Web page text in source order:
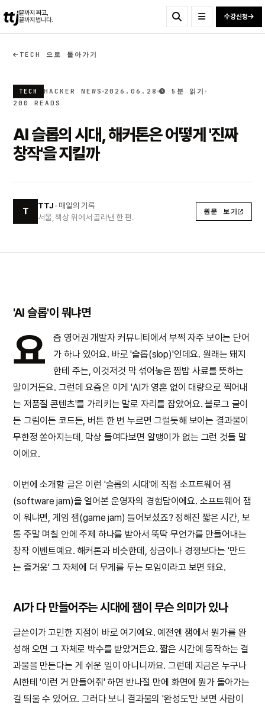
ttj끝까지 짜고,
끝까지 법니다.
수강신청
TECH 으로 돌아가기
TECH HACKER NEWS 2026.06.28
5분 읽기
200 READS
AI 슬롭의 시대, 해커톤은 어떻게 '진짜
창작'을 지킬까
T
TTJ · 매일의 기록
서울, 책상 위에서 골라낸 한 편.
원문 보기
'AI 슬롭'이 뭐냐면
요
즘 영어권 개발자 커뮤니티에서 부쩍 자주 보이는 단어
가 하나 있어요. 바로 '슬롭(slop)'인데요. 원래는 돼지
한테 주는, 이것저것 막 섞어놓은 짬밥 사료를 뜻하는
말이거든요. 그런데 요즘은 이게 'AI가 영혼 없이 대량으로 찍어내
는 저품질 콘텐츠'를 가리키는 말로 자리를 잡았어요. 블로그 글이
든 그림이든 코드든, 버튼 한 번 누르면 그럴듯해 보이는 결과물이
무한정 쏟아지는데, 막상 들여다보면 알맹이가 없는 그런 것들 말
이에요.
이번에 소개할 글은 이런 '슬롭의 시대'에 직접 소프트웨어 잼
(software jam)을 열어본 운영자의 경험담이에요. 소프트웨어 잼
이 뭐냐면, 게임 잼(game jam) 들어보셨죠? 정해진 짧은 시간, 보
통 주말 며칠 안에 주제 하나를 받아서 뚝딱 무언가를 만들어내는
창작 이벤트예요. 해커톤과 비슷한데, 상금이나 경쟁보다는 '만드
는 즐거움' 그 자체에 더 무게를 두는 모임이라고 보면 돼요.
AI가 다 만들어주는 시대에 잼이 무슨 의미가 있나
글쓴이가 고민한 지점이 바로 여기예요. 예전엔 잼에서 뭔가를 완
성해 오면 그 자체로 박수를 받았거든요. 짧은 시간에 동작하는 결
과물을 만든다는 게 쉬운 일이 아니니까요. 그런데 지금은 누구나
AI한테 '이런 거 만들어줘' 하면 반나절 만에 화면에 뭔가 돌아가는
걸 띄울 수 있어요. 그러다 보니 결과물의 '완성도'만 보면 사람이